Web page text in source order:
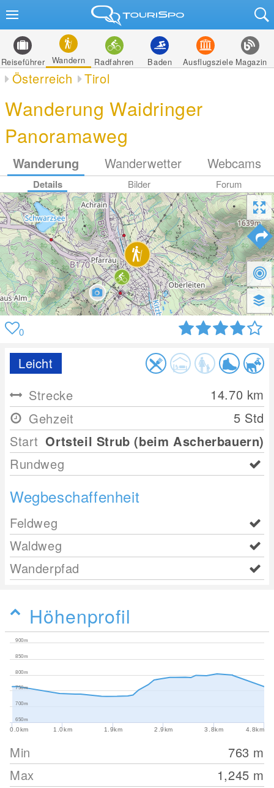
Reiseführer Wandern Radfahren Baden Ausflugsziele Magazin
Österreich Tirol
Wanderung Waidringer
Panoramaweg
Wanderung Wanderwetter Webcams
Details Bilder Forum
0
Leicht
Strecke
14.70 km
Gehzeit
5 Std
Start Ortsteil Strub (beim Ascherbauern)
Rundweg
Wegbeschaffenheit
Feldweg
Waldweg
Wanderpfad
Höhenprofil
0.0km 1.0km 1.9km 2.9km 3.8km 4.8km
650m
700m
750m
800m
850m
900m
Min 763 m
Max
1,245 m